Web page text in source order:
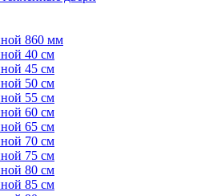
860 мм
40 см
45 см
50 см
55 см
60 см
65 см
70 см
75 см
80 см
85 см